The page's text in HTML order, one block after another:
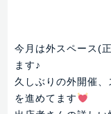
今月は外スペース(
ます♪
久しぶりの外開催
を進めてます